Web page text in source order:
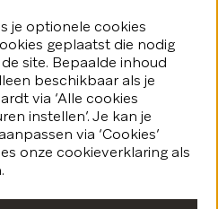
je optionele cookies
geplaatst die nodig
site. Bepaalde inhoud
beschikbaar als je
via ‘Alle cookies
instellen’. Je kan je
via ‘Cookies’
onze cookieverklaring als